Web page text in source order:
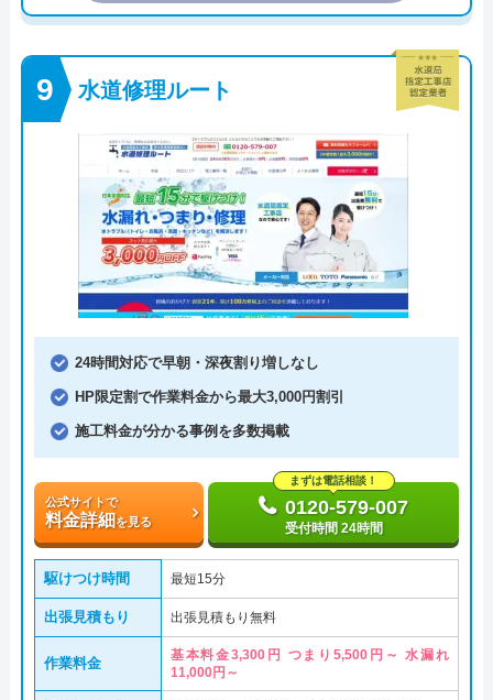
水道修理ルート
24時間対応で早朝・深夜割り増しなし
HP限定割で作業料金から最大3,000円割引
施工料金が分かる事例を多数掲載
公式サイトで
料金詳細を見る
まずは電話相談！
0120-579-007
受付時間 24時間
駆けつけ時間 最短15分
出張見積もり 出張見積もり無料
作業料金
基本料金3,300円 つまり5,500円～ 水漏れ
11,000円～